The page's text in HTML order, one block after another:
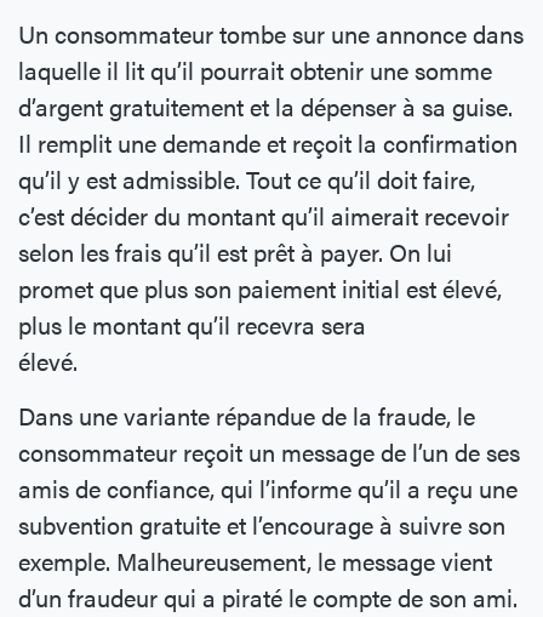
Un consommateur tombe sur une annonce dans
laquelle il lit qu’il pourrait obtenir une somme
d’argent gratuitement et la dépenser à sa guise.
Il remplit une demande et reçoit la confirmation
qu’il y est admissible. Tout ce qu’il doit faire,
c’est décider du montant qu’il aimerait recevoir
selon les frais qu’il est prêt à payer. On lui
promet que plus son paiement initial est élevé,
plus le montant qu’il recevra sera
élevé.
Dans une variante répandue de la fraude, le
consommateur reçoit un message de l’un de ses
amis de confiance, qui l’informe qu’il a reçu une
subvention gratuite et l’encourage à suivre son
exemple. Malheureusement, le message vient
d’un fraudeur qui a piraté le compte de son ami.